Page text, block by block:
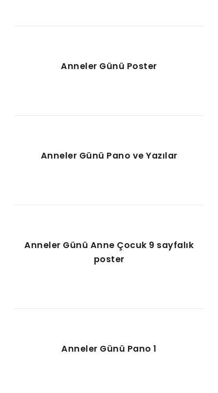
Anneler Günü Poster
Anneler Günü Pano ve Yazılar
Anneler Günü Anne Çocuk 9 sayfalık
poster
Anneler Günü Pano 1